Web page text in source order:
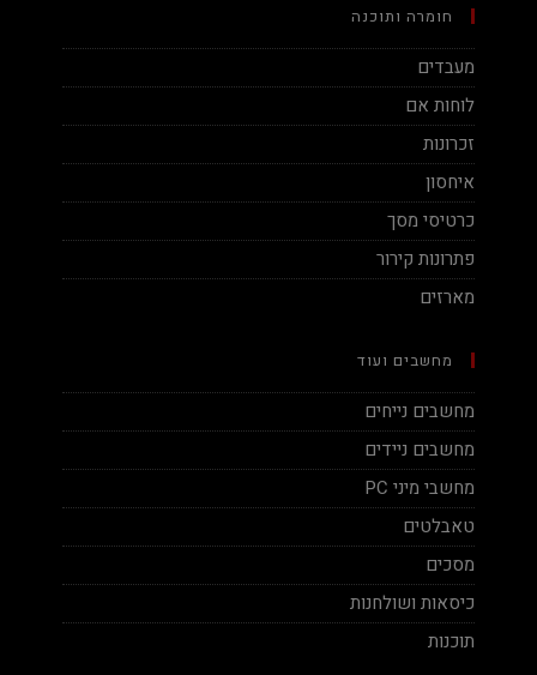
חומרה ותוכנה
מעבדים
לוחות אם
זכרונות
איחסון
כרטיסי מסך
פתרונות קירור
מארזים
מחשבים ועוד
מחשבים נייחים
מחשבים ניידים
מחשבי מיני PC
טאבלטים
מסכים
כיסאות ושולחנות
תוכנות